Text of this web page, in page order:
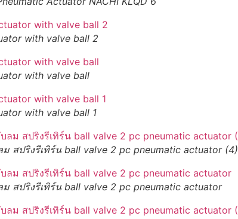
with valve ball 2
with valve ball
with valve ball 1
สปริงรีเทิร์น ball valve 2 pc pneumatic actuator (4)
สปริงรีเทิร์น ball valve 2 pc pneumatic actuator